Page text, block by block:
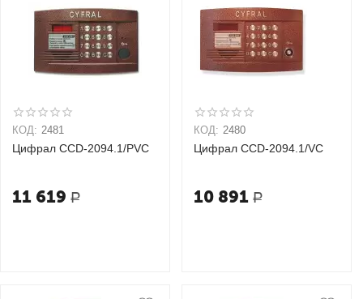
КОД: 2481
Цифрал CCD-2094.1/PVC
11 619 Р
КОД: 2480
Цифрал CCD-2094.1/VC
10 891 Р